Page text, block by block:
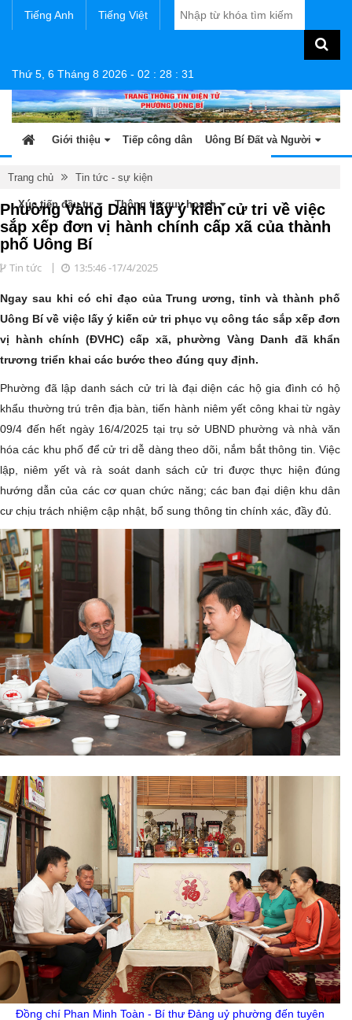
Tiếng Anh Tiếng Việt
Thứ 5, 6 Tháng 8 2026 - 02 : 28 : 32
Giới thiệu Tiếp công dân Uông Bí Đất và Người
Tin tức - sự kiện Sản phẩm OCOP
Xúc tiến đầu tư Thông tin quy hoạch
Trang chủ Tin tức - sự kiện
Phường Vàng Danh lấy ý kiến cử tri về việc
sắp xếp đơn vị hành chính cấp xã của thành
phố Uông Bí
Tin tức 13:5:46 -17/4/2025
Ngay sau khi có chỉ đạo của Trung ương, tỉnh và thành phố
Uông Bí về việc lấy ý kiến cử tri phục vụ công tác sắp xếp đơn
vị hành chính (ĐVHC) cấp xã, phường Vàng Danh đã khẩn
trương triển khai các bước theo đúng quy định.
Phường đã lập danh sách cử tri là đại diện các hộ gia đình có hộ
khẩu thường trú trên địa bàn, tiến hành niêm yết công khai từ ngày
09/4 đến hết ngày 16/4/2025 tại trụ sở UBND phường và nhà văn
hóa các khu phố để cử tri dễ dàng theo dõi, nắm bắt thông tin. Việc
lập, niêm yết và rà soát danh sách cử tri được thực hiện đúng
hướng dẫn của các cơ quan chức năng; các ban đại diện khu dân
cư chịu trách nhiệm cập nhật, bổ sung thông tin chính xác, đầy đủ.
Đồng chí Phan Minh Toàn - Bí thư Đảng uỷ phường đến tuyên